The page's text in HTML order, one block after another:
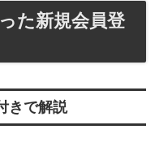
た新規会員登
きで解説